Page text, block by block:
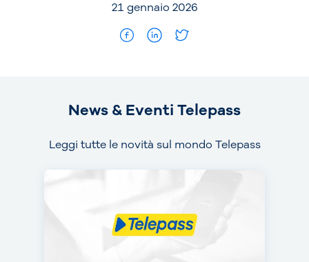
21 gennaio 2026
News & Eventi Telepass
Leggi tutte le novità sul mondo Telepass